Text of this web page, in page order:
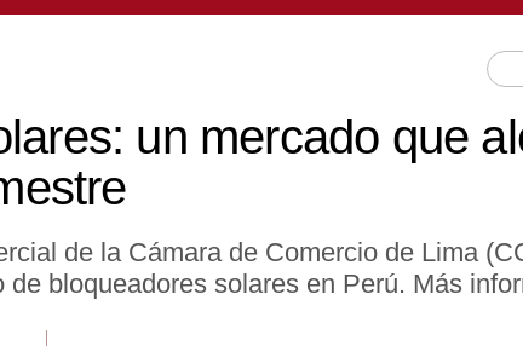
un mercado que
de la Cámara de Comercio de Lima
bloqueadores solares en Perú. Más